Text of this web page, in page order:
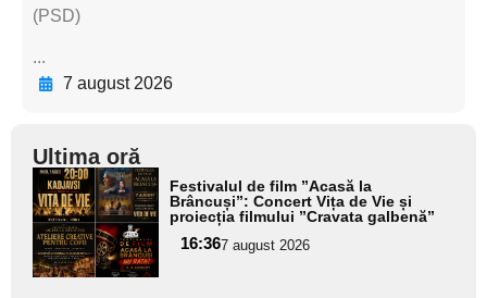
(PSD)
...
7 august 2026
Ultima oră
Adaugă
aici textul
pentru
subtitlu
Festivalul de film ”Acasă la
Brâncuși”: Concert Vița de Vie și
proiecția filmului ”Cravata galbenă”
16:367 august 2026